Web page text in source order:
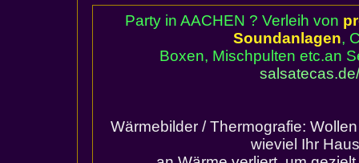
Party in AACHEN ? Verleih von
Soundanlagen,
Boxen, Mischpulten etc.an
Wärmebilder / Thermografie:
wieviel Ihr Haus